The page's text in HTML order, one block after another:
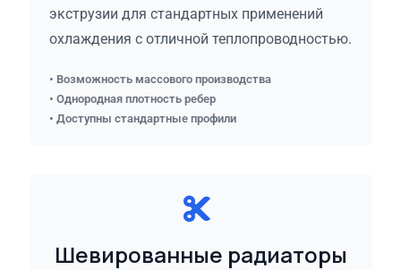
экструзии для стандартных применений
охлаждения с отличной теплопроводностью.
• Возможность массового производства
• Однородная плотность ребер
• Доступны стандартные профили
Шевированные радиаторы